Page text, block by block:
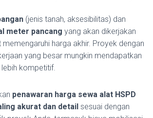
(jenis tanah, aksesibilitas) dan
meter pancang yang akan dikerjakan
memengaruhi harga akhir. Proyek dengan
yang besar mungkin mendapatkan
kompetitif.
penawaran harga sewa alat HSPD
akurat dan detail sesuai dengan